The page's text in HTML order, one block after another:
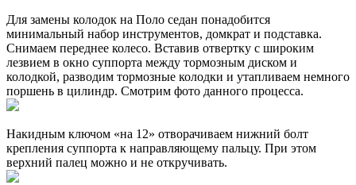
Для замены колодок на Поло седан понадобится
минимальный набор инструментов, домкрат и подставка.
Снимаем переднее колесо. Вставив отвертку с широким
лезвием в окно суппорта между тормозным диском и
колодкой, разводим тормозные колодки и утапливаем немного
поршень в цилиндр. Смотрим фото данного процесса.
Накидным ключом «на 12» отворачиваем нижний болт
крепления суппорта к направляющему пальцу. При этом
верхний палец можно и не откручивать.